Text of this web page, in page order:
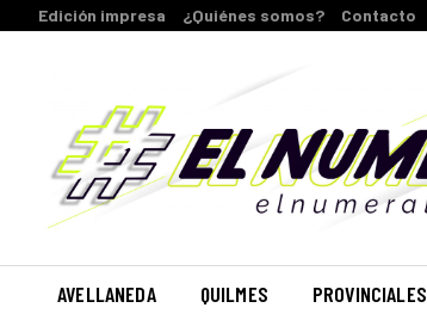
Edición impresa ¿Quiénes somos? Contacto
AVELLANEDA QUILMES PROVINCIALES